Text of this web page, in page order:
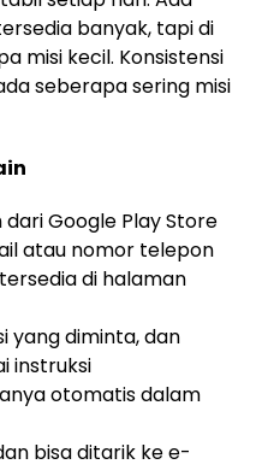
banyak, tapi di
misi kecil. Konsistensi
seberapa sering misi
Google Play Store
atau nomor telepon
di halaman
yang diminta, dan
instruksi
otomatis dalam
bisa ditarik ke e-